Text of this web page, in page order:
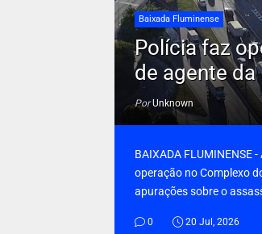
Baixada Fluminense
Polícia faz
de agente da
Por Unknown
BAIXADA FLUMINENSE
operação no Complexo
apurações sobre o
0 20 Jul, 2026